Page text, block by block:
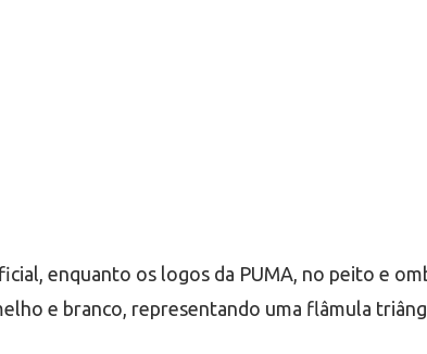
enquanto os logos da PUMA, no peito e
e branco, representando uma flâmula